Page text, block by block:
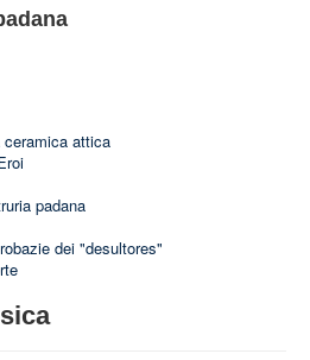
attica
padana
dei "desultores"